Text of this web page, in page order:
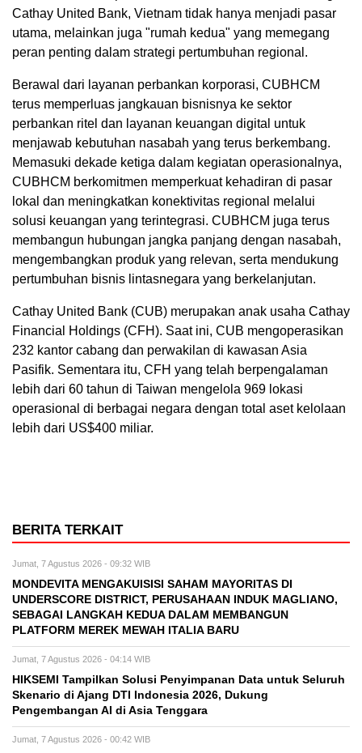
Cathay United Bank, Vietnam tidak hanya menjadi pasar
utama, melainkan juga "rumah kedua" yang memegang
peran penting dalam strategi pertumbuhan regional.
Berawal dari layanan perbankan korporasi, CUBHCM
terus memperluas jangkauan bisnisnya ke sektor
perbankan ritel dan layanan keuangan digital untuk
menjawab kebutuhan nasabah yang terus berkembang.
Memasuki dekade ketiga dalam kegiatan operasionalnya,
CUBHCM berkomitmen memperkuat kehadiran di pasar
lokal dan meningkatkan konektivitas regional melalui
solusi keuangan yang terintegrasi. CUBHCM juga terus
membangun hubungan jangka panjang dengan nasabah,
mengembangkan produk yang relevan, serta mendukung
pertumbuhan bisnis lintasnegara yang berkelanjutan.
Cathay United Bank (CUB) merupakan anak usaha Cathay
Financial Holdings (CFH). Saat ini, CUB mengoperasikan
232 kantor cabang dan perwakilan di kawasan Asia
Pasifik. Sementara itu, CFH yang telah berpengalaman
lebih dari 60 tahun di Taiwan mengelola 969 lokasi
operasional di berbagai negara dengan total aset kelolaan
lebih dari US$400 miliar.
BERITA TERKAIT
Jumat, 7 Agustus 2026 - 09:32 WIB
MONDEVITA MENGAKUISISI SAHAM MAYORITAS DI
UNDERSCORE DISTRICT, PERUSAHAAN INDUK MAGLIANO,
SEBAGAI LANGKAH KEDUA DALAM MEMBANGUN
PLATFORM MEREK MEWAH ITALIA BARU
Jumat, 7 Agustus 2026 - 04:14 WIB
HIKSEMI Tampilkan Solusi Penyimpanan Data untuk Seluruh
Skenario di Ajang DTI Indonesia 2026, Dukung
Pengembangan AI di Asia Tenggara
Jumat, 7 Agustus 2026 - 00:42 WIB